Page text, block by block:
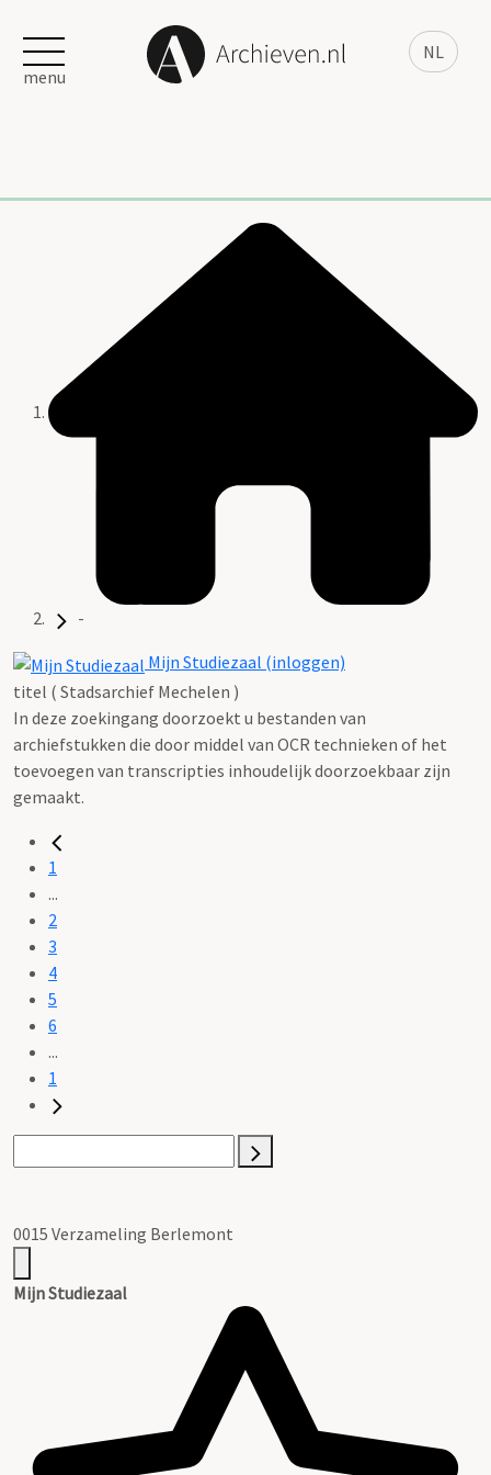
NL
menu
-
Mijn Studiezaal (inloggen)
titel ( Stadsarchief Mechelen )
In deze zoekingang doorzoekt u bestanden van
archiefstukken die door middel van OCR technieken of het
toevoegen van transcripties inhoudelijk doorzoekbaar zijn
gemaakt.
1
...
2
3
4
5
6
...
1
0015 Verzameling Berlemont
Mijn Studiezaal